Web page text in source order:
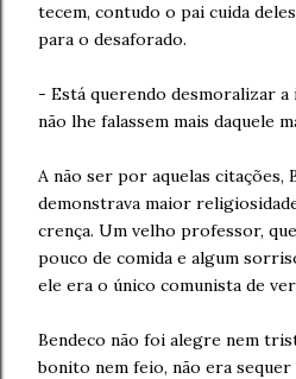
tecem, contudo o pai cuida
para o desaforado.
- Está querendo desmoralizar a
não lhe falassem mais daquele
A não ser por aquelas citações,
demonstrava maior
crença. Um velho professor,
pouco de comida e algum
ele era o único comunista de
Bendeco não foi alegre nem
bonito nem feio, não era sequer